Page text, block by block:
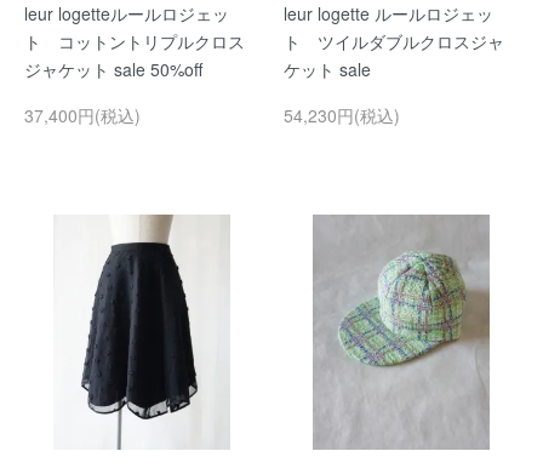
leur logetteルールロジェッ
ト コットントリプルクロス
ジャケット sale 50%off
37,400円(税込)
leur logette ルールロジェッ
ト ツイルダブルクロスジャ
ケット sale
54,230円(税込)